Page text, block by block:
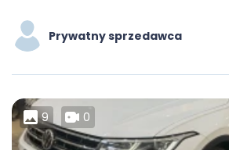
Prywatny sprzedawca
9 0